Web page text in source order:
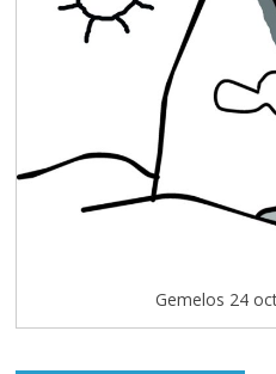
Gemelos 24